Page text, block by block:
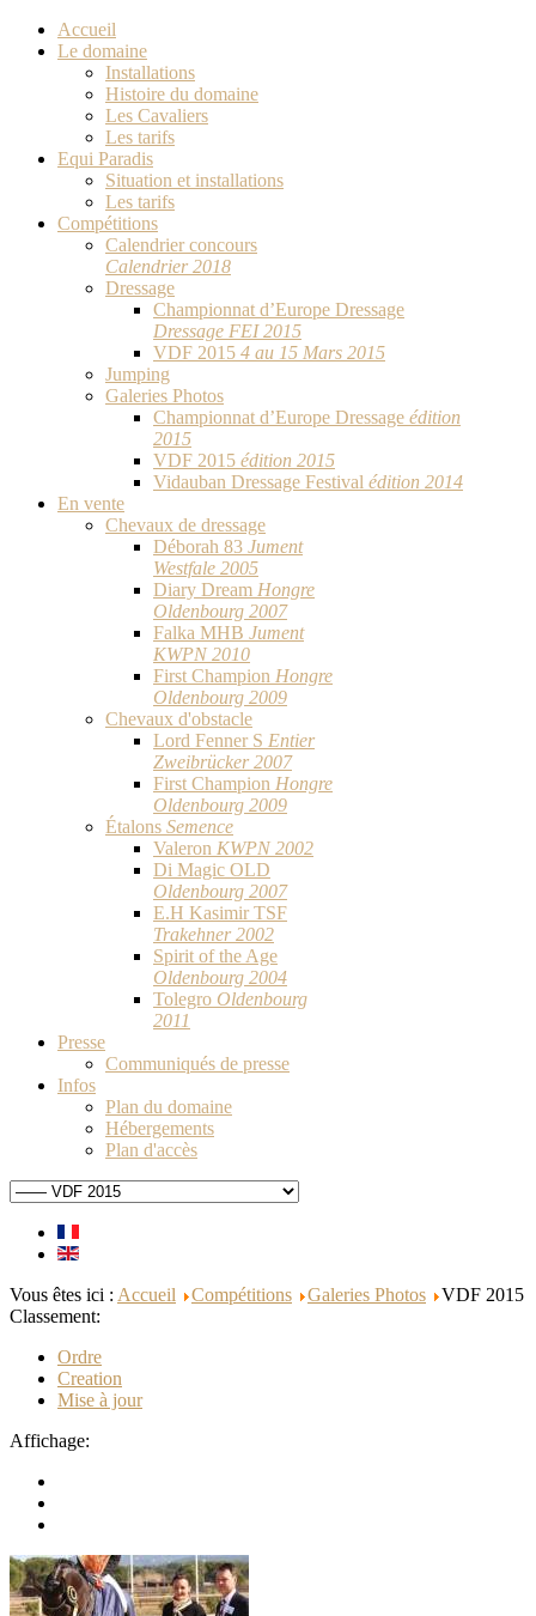
Accueil
Le domaine
Installations
Histoire du domaine
Les Cavaliers
Les tarifs
Equi Paradis
Situation et installations
Les tarifs
Compétitions
Calendrier concours
Calendrier 2018
Dressage
Championnat d’Europe Dressage
Dressage FEI 2015
VDF 2015 4 au 15 Mars 2015
Jumping
Galeries Photos
Championnat d’Europe Dressage édition
2015
VDF 2015 édition 2015
Vidauban Dressage Festival édition 2014
En vente
Chevaux de dressage
Déborah 83 Jument
Westfale 2005
Diary Dream Hongre
Oldenbourg 2007
Falka MHB Jument
KWPN 2010
First Champion Hongre
Oldenbourg 2009
Chevaux d'obstacle
Lord Fenner S Entier
Zweibrücker 2007
First Champion Hongre
Oldenbourg 2009
Étalons Semence
Valeron KWPN 2002
Di Magic OLD
Oldenbourg 2007
E.H Kasimir TSF
Trakehner 2002
Spirit of the Age
Oldenbourg 2004
Tolegro Oldenbourg
2011
Presse
Communiqués de presse
Infos
Plan du domaine
Hébergements
Plan d'accès
Vous êtes ici : Accueil Compétitions Galeries Photos
VDF 2015
Classement:
Ordre
Creation
Mise à jour
Affichage: